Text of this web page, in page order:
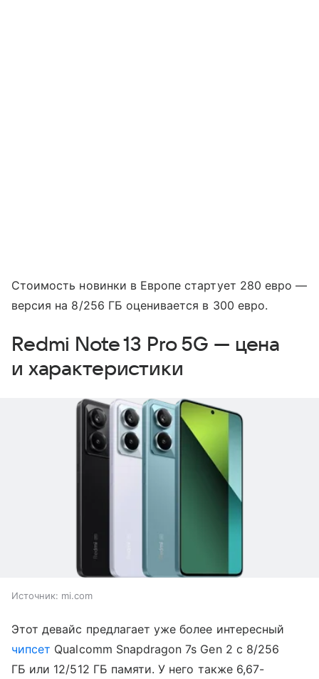
Стоимость новинки в Европе стартует 280 евро —
версия на 8/256 ГБ оценивается в 300 евро.
Redmi Note 13 Pro 5G — цена
и характеристики
Источник: mi.com
Этот девайс предлагает уже более интересный
чипсет Qualcomm Snapdragon 7s Gen 2 с 8/256
ГБ или 12/512 ГБ памяти. У него также 6,67-